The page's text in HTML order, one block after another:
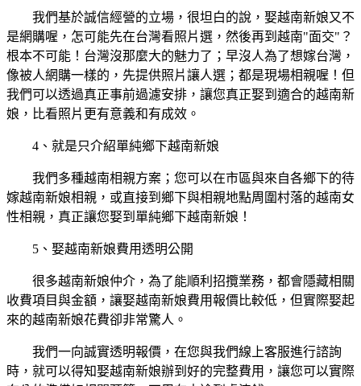
我們基於誠信經營的立場，很坦白的說，娶越南新娘又不
是網購喔，怎可能先在台灣看照片選，然後再到越南"面交"？
根本不可能！台灣沒那麼大的魅力了；早沒人為了想嫁台灣，
像被人網購一樣的，先提供照片讓人選；都是現場相親喔！但
我們可以透過真正事前過濾安排，讓您真正娶到適合的越南新
娘，比看照片更有意義和有成效。
4、就是只介紹單純鄉下越南新娘
我們多種越南相親方案；您可以在市區與來自各鄉下的待
嫁越南新娘相親，或直接到鄉下與相親地點周圍村落的越南女
性相親，真正讓您娶到單純鄉下越南新娘！
5、娶越南新娘費用透明公開
很多越南新娘仲介，為了能順利招攬業務，都會隱藏相關
收費項目與金額，讓娶越南新娘費用報價比較低，但實際娶起
來的越南新娘花費卻非常驚人。
我們一向誠實透明報價，在您與我們線上客服進行諮詢
時，就可以得知娶越南新娘辦到好的完整費用，讓您可以實際